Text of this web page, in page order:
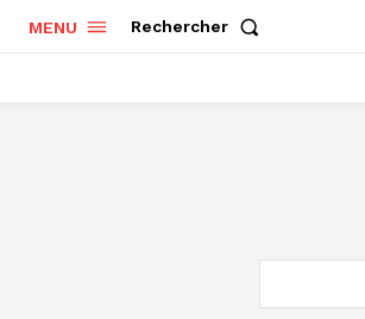
MENU Rechercher